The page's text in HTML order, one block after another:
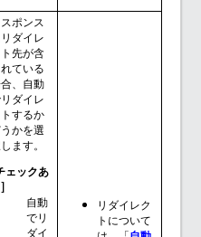
ポンス
ダイレ
先が含
ている
、自動
ダイレ
するか
かを選
ます。
ェックあ
自動
でリ
ダイ
リダイレク
トについて